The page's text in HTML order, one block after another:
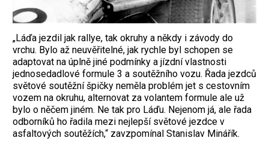
„Láďa jezdil jak rallye, tak okruhy a někdy i závody do
vrchu. Bylo až neuvěřitelné, jak rychle byl schopen se
adaptovat na úplně jiné podmínky a jízdní vlastnosti
jednosedadlové formule 3 a soutěžního vozu. Řada jezdců
světové soutěžní špičky neměla problém jet s cestovním
vozem na okruhu, alternovat za volantem formule ale už
bylo o něčem jiném. Ne tak pro Láďu. Nejenom já, ale řada
odborníků ho řadila mezi nejlepší světové jezdce v
asfaltových soutěžích,“ zavzpomínal Stanislav Minářík.